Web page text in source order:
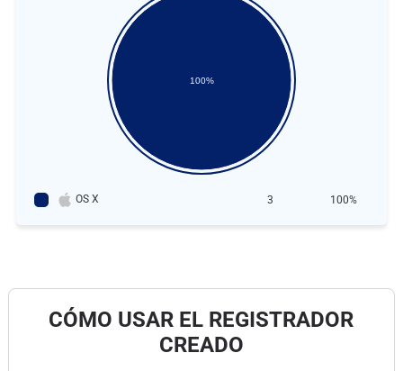
100%
OS X 3 100%
CÓMO USAR EL REGISTRADOR
CREADO